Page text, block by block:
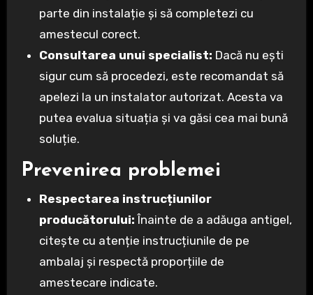
parte din instalație și să completezi cu
amestecul corect.
Consultarea unui specialist: Dacă nu ești
sigur cum să procedezi, este recomandat să
apelezi la un instalator autorizat. Acesta va
putea evalua situația și va găsi cea mai bună
soluție.
Prevenirea problemei
Respectarea instrucțiunilor
producătorului: Înainte de a adăuga antigel,
citește cu atenție instrucțiunile de pe
ambalaj și respectă proporțiile de
amestecare indicate.